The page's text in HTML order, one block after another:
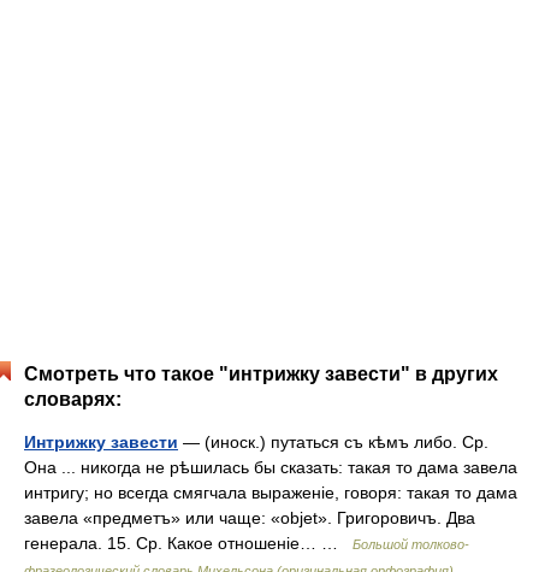
Смотреть что такое "интрижку завести" в других
словарях:
Интрижку завести — (иноск.) путаться съ кѣмъ либо. Ср.
Она ... никогда не рѣшилась бы сказать: такая то дама завела
интригу; но всегда смягчала выраженіе, говоря: такая то дама
завела «предметъ» или чаще: «objet». Григоровичъ. Два
генерала. 15. Ср. Какое отношеніе… …
Большой толково-